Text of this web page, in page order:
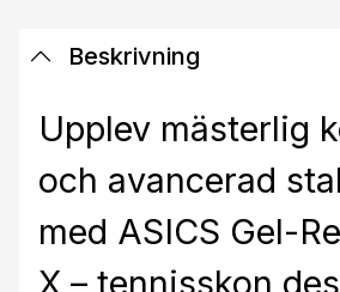
Beskrivning
Upplev mästerlig
och avancerad
med ASICS Gel-
X – tennisskon